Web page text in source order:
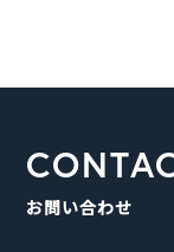
お問い合わせ